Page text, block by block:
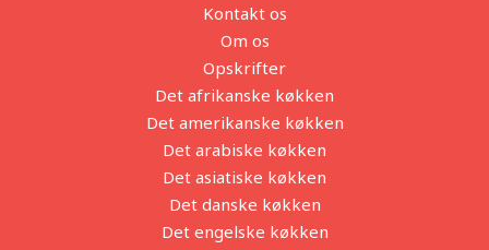
Kontakt os
Om os
Opskrifter
Det afrikanske køkken
Det amerikanske køkken
Det arabiske køkken
Det asiatiske køkken
Det danske køkken
Det engelske køkken